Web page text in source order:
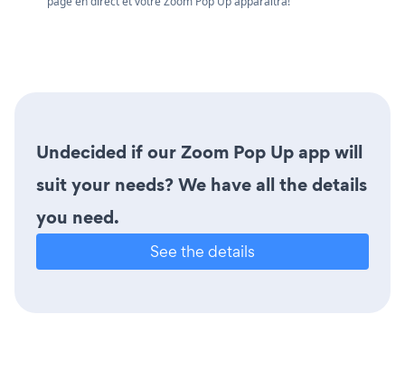
Undecided if our Zoom Pop Up app will
suit your needs? We have all the details
you need.
See the details